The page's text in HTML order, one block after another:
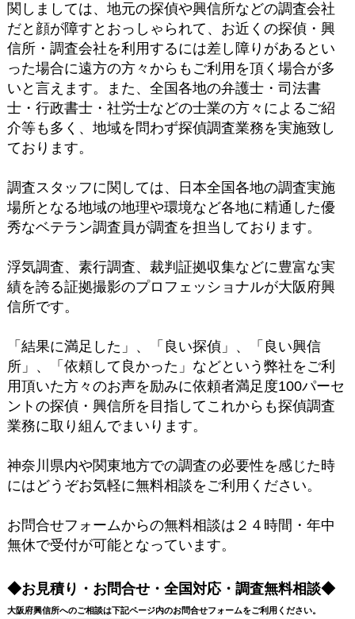
関しましては、地元の探偵や興信所などの調査会社
だと顔が障すとおっしゃられて、お近くの探偵・興
信所・調査会社を利用するには差し障りがあるとい
った場合に遠方の方々からもご利用を頂く場合が多
いと言えます。また、全国各地の弁護士・司法書
士・行政書士・社労士などの士業の方々によるご紹
介等も多く、地域を問わず探偵調査業務を実施致し
ております。
調査スタッフに関しては、日本全国各地の調査実施
場所となる地域の地理や環境など各地に精通した優
秀なベテラン調査員が調査を担当しております。
浮気調査、素行調査、裁判証拠収集などに豊富な実
績を誇る証拠撮影のプロフェッショナルが大阪府興
信所です。
「結果に満足した」、「良い探偵」、「良い興信
所」、「依頼して良かった」などという弊社をご利
用頂いた方々のお声を励みに依頼者満足度100パーセ
ントの探偵・興信所を目指してこれからも探偵調査
業務に取り組んでまいります。
神奈川県内や関東地方での調査の必要性を感じた時
にはどうぞお気軽に無料相談をご利用ください。
お問合せフォームからの無料相談は２４時間・年中
無休で受付が可能となっています。
◆お見積り・お問合せ・全国対応・調査無料相談◆
大阪府興信所へのご相談は下記ページ内のお問合せフォームをご利用ください。